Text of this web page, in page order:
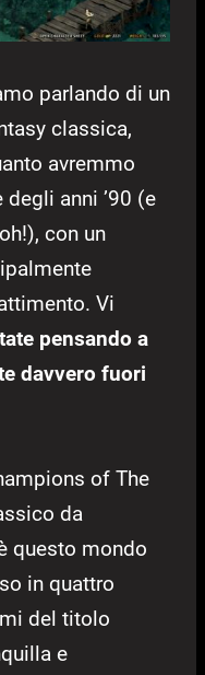
parlando di un
classica,
avremmo
anni ’90 (e
con un
Vi
pensando a
davvero fuori
of The
da
questo mondo
in quattro
del titolo
e